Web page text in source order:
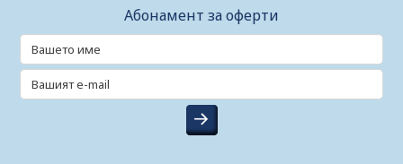
Абонамент за оферти